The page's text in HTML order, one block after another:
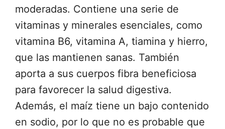
moderadas. Contiene una serie de
vitaminas y minerales esenciales, como
vitamina B6, vitamina A, tiamina y hierro,
que las mantienen sanas. También
aporta a sus cuerpos fibra beneficiosa
para favorecer la salud digestiva.
Además, el maíz tiene un bajo contenido
en sodio, por lo que no es probable que